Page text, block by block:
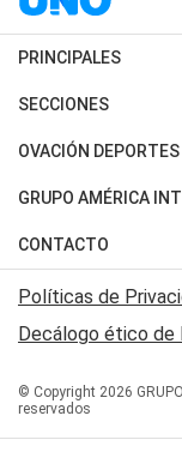
PRINCIPALES
Últimas Noticias
Política
Judiciales
Economia
SECCIONES
Horóscopo
Motores
Trucos caseros
Series y Películas
Edictos y Solicitadas
OVACIÓN DEPORTES
Fútbol
Mundial
Automovilismo
Rugby
Básquet
GRUPO AMÉRICA
Canal 7 en Vivo
San Juan 8
CONTACTO
Acerca de Nosotros
Contactanos
Políticas de
Decálogo ético de
© Copyright 2026
reservados